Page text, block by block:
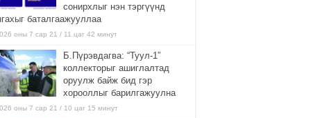
сонирхлыг нэн тэргүүнд
баталгаажууллаа
оны 7 сар 21 / 11 цаг 42 минут
Б.Пүрэвдагва: “Туул-1”
коллекторыг ашиглалтад
оруулж байж бид гэр
хорооллыг барилгажуулна
оны 7 сар 21 / 10 цаг 15 минут